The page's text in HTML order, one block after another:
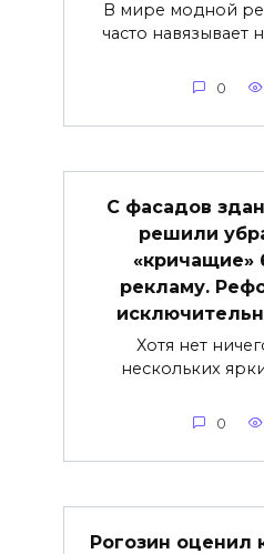
В мире модной
часто навязывает
0
С фасадов
решили
«кричащие»
рекламу.
Хотя нет
нескольких
0
Рогозин оценил